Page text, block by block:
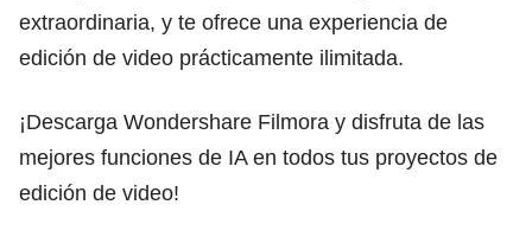
extraordinaria, y te ofrece una experiencia de
edición de video prácticamente ilimitada.
¡Descarga Wondershare Filmora y disfruta de las
mejores funciones de IA en todos tus proyectos de
edición de video!